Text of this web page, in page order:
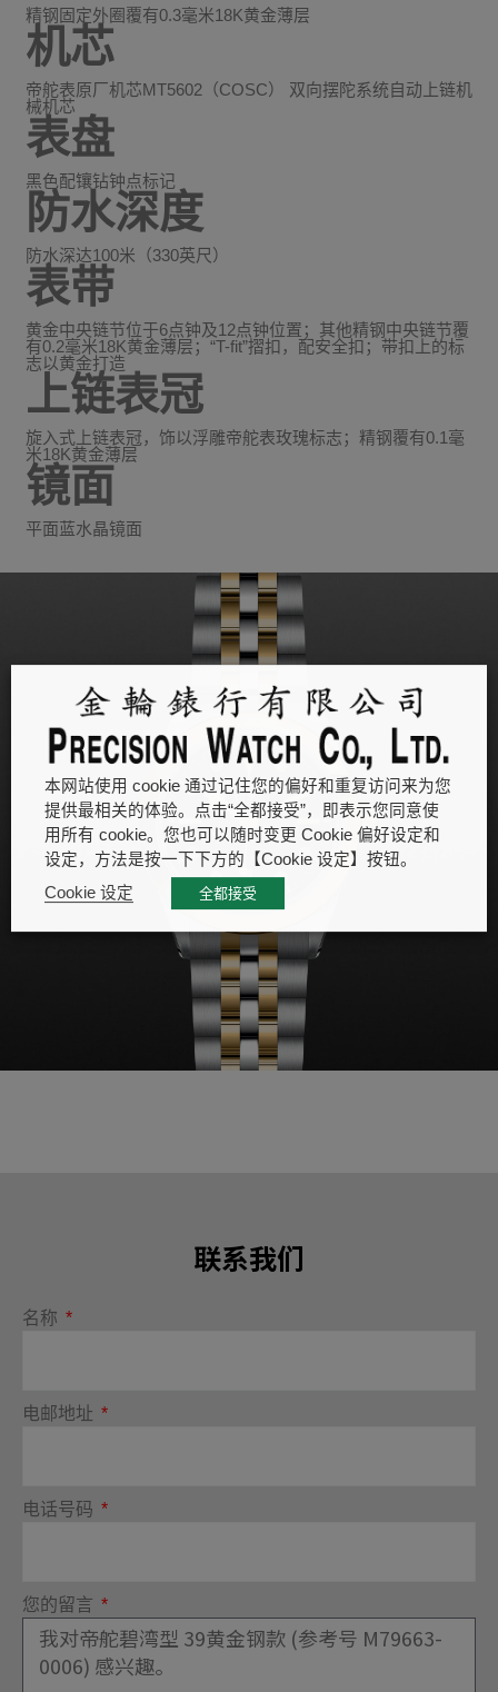
精钢固定外圈覆有0.3毫米18K黄金薄层
机芯
帝舵表原厂机芯MT5602（COSC） 双向摆陀系统自动上链机
械机芯
表盘
黑色配镶钻钟点标记
防水深度
防水深达100米（330英尺）
表带
黄金中央链节位于6点钟及12点钟位置；其他精钢中央链节覆
有0.2毫米18K黄金薄层；“T-fit”摺扣，配安全扣；带扣上的标
志以黄金打造
上链表冠
旋入式上链表冠，饰以浮雕帝舵表玫瑰标志；精钢覆有0.1毫
米18K黄金薄层
镜面
平面蓝水晶镜面
联系我们
名称
电邮地址
电话号码
您的留言
本网站使用 cookie 通过记住您的偏好和重复访问来为您
提供最相关的体验。点击“全都接受”，即表示您同意使
用所有 cookie。您也可以随时变更 Cookie 偏好设定和
设定，方法是按一下下方的【Cookie 设定】按钮。
Cookie 设定
全都接受